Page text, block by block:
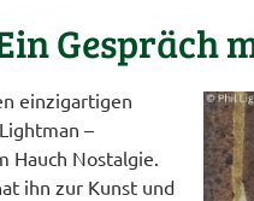
Gespräch
einzigartigen
–
Nostalgie.
ihn zur Kunst und